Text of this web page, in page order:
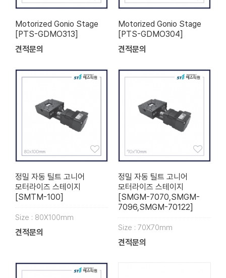
Motorized Gonio Stage
[PTS-GDMO313]
견적문의
Motorized Gonio Stage
[PTS-GDMO304]
견적문의
정밀 자동 틸트 고니어
모터라이즈 스테이지
[SMTM-100]
Size : 80X100mm
견적문의
정밀 자동 틸트 고니어
모터라이즈 스테이지
[SMGM-7070,SMGM-
7096,SMGM-70122]
Size : 70X70mm
견적문의